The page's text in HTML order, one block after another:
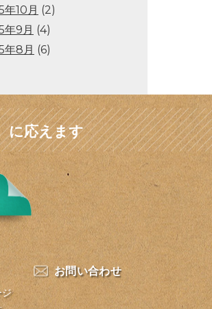
10月 (2)
年9月 (4)
年8月 (6)
に応えます
お問い合わせ